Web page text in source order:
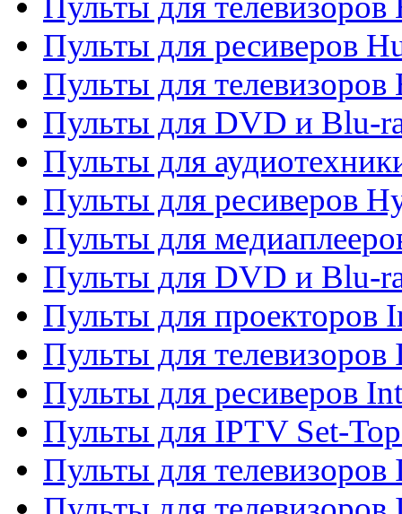
Пульты для ресиверов
Пульты для
Пульты для DVD и Blu-
Пульты для
Пульты для ресиверов
Пульты для
Пульты для DVD и Blu-
Пульты для проекторов
Пульты для
Пульты для ресиверов
Пульты для IPTV Set-
Пульты для телевизоров